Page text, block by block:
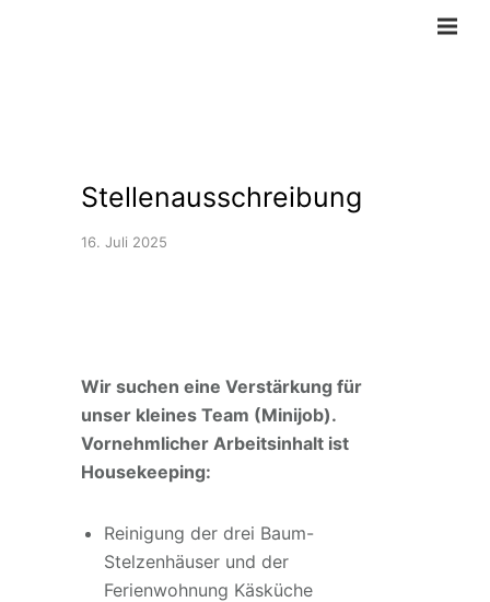
Stellenausschreibung
16. Juli 2025
Wir suchen eine Verstärkung für
unser kleines Team (Minijob).
Vornehmlicher Arbeitsinhalt ist
Housekeeping:
Reinigung der drei Baum-
Stelzenhäuser und der
Ferienwohnung Käsküche